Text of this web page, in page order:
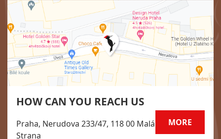
HOW CAN YOU REACH US
Praha, Nerudova 233/47, 118 00 Malá
Strana
MORE